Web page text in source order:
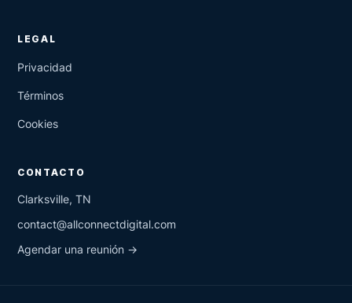
LEGAL
Privacidad
Términos
Cookies
CONTACTO
Clarksville, TN
contact@allconnectdigital.com
Agendar una reunión →